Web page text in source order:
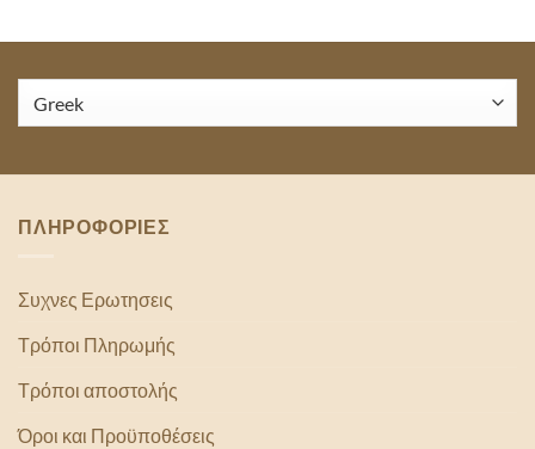
ΠΛΗΡΟΦΟΡΙΕΣ
Συχνες Ερωτησεις
Τρόποι Πληρωμής
Τρόποι αποστολής
Όροι και Προϋποθέσεις